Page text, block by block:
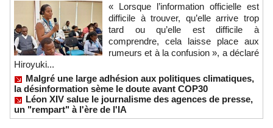
« Lorsque l’information officielle est
difficile à trouver, qu’elle arrive trop
tard ou qu’elle est difficile à
comprendre, cela laisse place aux
rumeurs et à la confusion », a déclaré
Hiroyuki...
Malgré une large adhésion aux politiques climatiques,
la désinformation sème le doute avant COP30
Léon XIV salue le journalisme des agences de presse,
un "rempart" à l'ère de l'IA